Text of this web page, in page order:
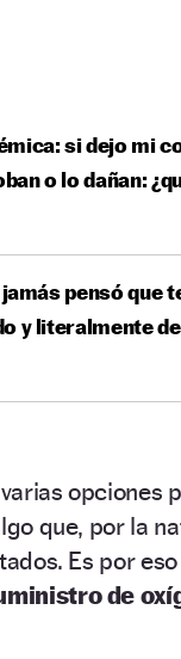
si dejo mi
o lo dañan:
pensó que
y literalmente
opciones
que, por la
Es por
de